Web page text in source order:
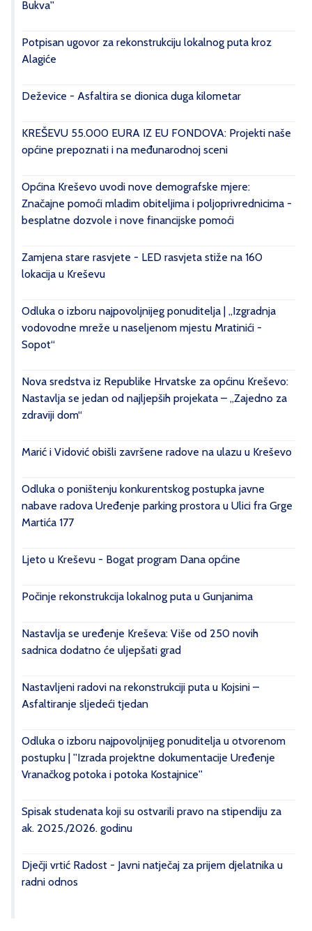
Bukva''
Potpisan ugovor za rekonstrukciju lokalnog puta kroz
Alagiće
Deževice - Asfaltira se dionica duga kilometar
KREŠEVU 55.000 EURA IZ EU FONDOVA: Projekti naše
općine prepoznati i na međunarodnoj sceni
Općina Kreševo uvodi nove demografske mjere:
Značajne pomoći mladim obiteljima i poljoprivrednicima -
besplatne dozvole i nove financijske pomoći
Zamjena stare rasvjete - LED rasvjeta stiže na 160
lokacija u Kreševu
Odluka o izboru najpovoljnijeg ponuditelja | „Izgradnja
vodovodne mreže u naseljenom mjestu Mratinići -
Sopot“
Nova sredstva iz Republike Hrvatske za općinu Kreševo:
Nastavlja se jedan od najljepših projekata – „Zajedno za
zdraviji dom“
Marić i Vidović obišli završene radove na ulazu u Kreševo
Odluka o poništenju konkurentskog postupka javne
nabave radova Uređenje parking prostora u Ulici fra Grge
Martića 177
Ljeto u Kreševu - Bogat program Dana općine
Počinje rekonstrukcija lokalnog puta u Gunjanima
Nastavlja se uređenje Kreševa: Više od 250 novih
sadnica dodatno će uljepšati grad
Nastavljeni radovi na rekonstrukciji puta u Kojsini –
Asfaltiranje sljedeći tjedan
Odluka o izboru najpovoljnijeg ponuditelja u otvorenom
postupku | ''Izrada projektne dokumentacije Uređenje
Vranačkog potoka i potoka Kostajnice''
Spisak studenata koji su ostvarili pravo na stipendiju za
ak. 2025./2026. godinu
Dječji vrtić Radost - Javni natječaj za prijem djelatnika u
radni odnos